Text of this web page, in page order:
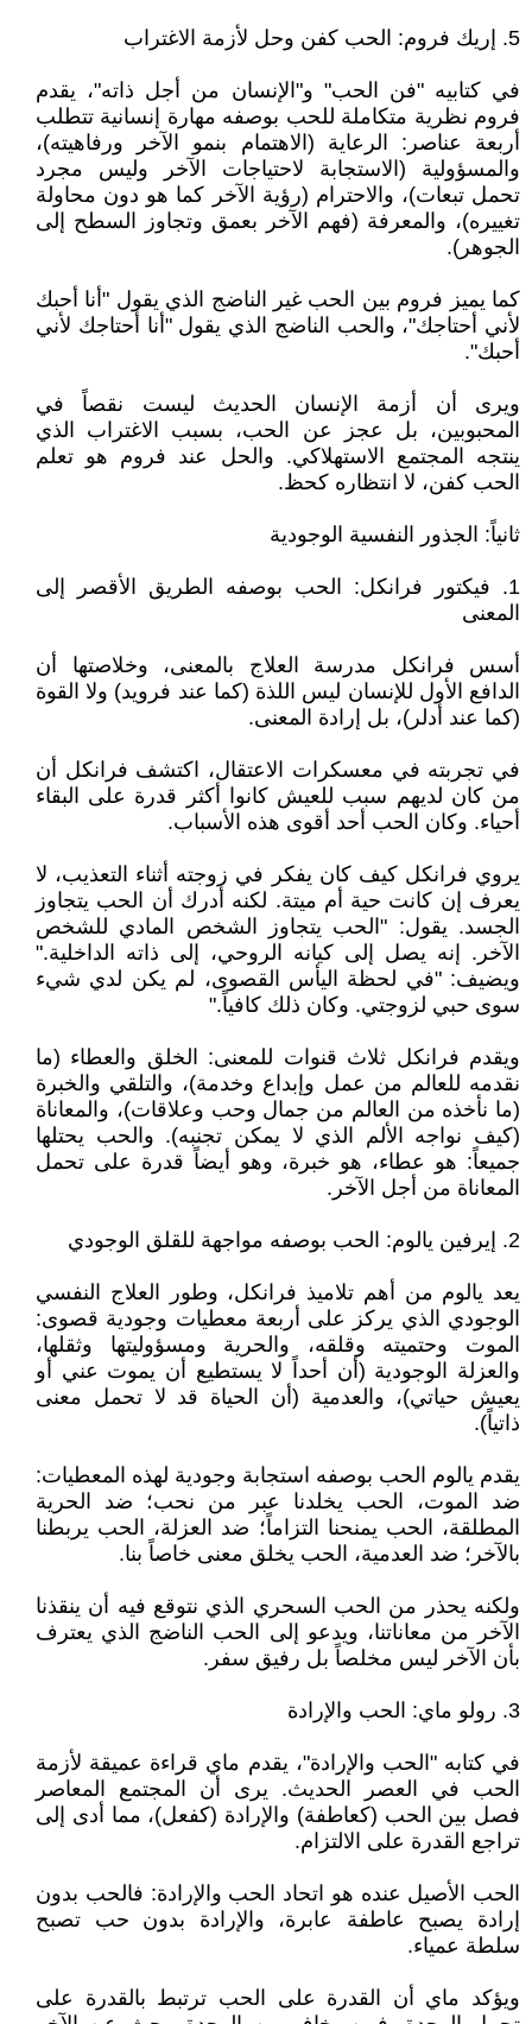
5. إريك فروم: الحب كفن وحل لأزمة الاغتراب
في كتابيه "فن الحب" و"الإنسان من أجل ذاته"، يقدم
فروم نظرية متكاملة للحب بوصفه مهارة إنسانية تتطلب
أربعة عناصر: الرعاية (الاهتمام بنمو الآخر ورفاهيته)،
والمسؤولية (الاستجابة لاحتياجات الآخر وليس مجرد
تحمل تبعات)، والاحترام (رؤية الآخر كما هو دون محاولة
تغييره)، والمعرفة (فهم الآخر بعمق وتجاوز السطح إلى
الجوهر).
كما يميز فروم بين الحب غير الناضج الذي يقول "أنا أحبك
لأني أحتاجك"، والحب الناضج الذي يقول "أنا أحتاجك لأني
أحبك".
ويرى أن أزمة الإنسان الحديث ليست نقصاً في
المحبوبين، بل عجز عن الحب، بسبب الاغتراب الذي
ينتجه المجتمع الاستهلاكي. والحل عند فروم هو تعلم
الحب كفن، لا انتظاره كحظ.
ثانياً: الجذور النفسية الوجودية
1. فيكتور فرانكل: الحب بوصفه الطريق الأقصر إلى
المعنى
أسس فرانكل مدرسة العلاج بالمعنى، وخلاصتها أن
الدافع الأول للإنسان ليس اللذة (كما عند فرويد) ولا القوة
(كما عند أدلر)، بل إرادة المعنى.
في تجربته في معسكرات الاعتقال، اكتشف فرانكل أن
من كان لديهم سبب للعيش كانوا أكثر قدرة على البقاء
أحياء. وكان الحب أحد أقوى هذه الأسباب.
يروي فرانكل كيف كان يفكر في زوجته أثناء التعذيب، لا
يعرف إن كانت حية أم ميتة. لكنه أدرك أن الحب يتجاوز
الجسد. يقول: "الحب يتجاوز الشخص المادي للشخص
الآخر. إنه يصل إلى كيانه الروحي، إلى ذاته الداخلية."
ويضيف: "في لحظة اليأس القصوى، لم يكن لدي شيء
سوى حبي لزوجتي. وكان ذلك كافياً."
ويقدم فرانكل ثلاث قنوات للمعنى: الخلق والعطاء (ما
نقدمه للعالم من عمل وإبداع وخدمة)، والتلقي والخبرة
(ما نأخذه من العالم من جمال وحب وعلاقات)، والمعاناة
(كيف نواجه الألم الذي لا يمكن تجنبه). والحب يحتلها
جميعاً: هو عطاء، هو خبرة، وهو أيضاً قدرة على تحمل
المعاناة من أجل الآخر.
2. إيرفين يالوم: الحب بوصفه مواجهة للقلق الوجودي
يعد يالوم من أهم تلاميذ فرانكل، وطور العلاج النفسي
الوجودي الذي يركز على أربعة معطيات وجودية قصوى:
الموت وحتميته وقلقه، والحرية ومسؤوليتها وثقلها،
والعزلة الوجودية (أن أحداً لا يستطيع أن يموت عني أو
يعيش حياتي)، والعدمية (أن الحياة قد لا تحمل معنى
ذاتياً).
يقدم يالوم الحب بوصفه استجابة وجودية لهذه المعطيات:
ضد الموت، الحب يخلدنا عبر من نحب؛ ضد الحرية
المطلقة، الحب يمنحنا التزاماً؛ ضد العزلة، الحب يربطنا
بالآخر؛ ضد العدمية، الحب يخلق معنى خاصاً بنا.
ولكنه يحذر من الحب السحري الذي نتوقع فيه أن ينقذنا
الآخر من معاناتنا، ويدعو إلى الحب الناضج الذي يعترف
بأن الآخر ليس مخلصاً بل رفيق سفر.
3. رولو ماي: الحب والإرادة
في كتابه "الحب والإرادة"، يقدم ماي قراءة عميقة لأزمة
الحب في العصر الحديث. يرى أن المجتمع المعاصر
فصل بين الحب (كعاطفة) والإرادة (كفعل)، مما أدى إلى
تراجع القدرة على الالتزام.
الحب الأصيل عنده هو اتحاد الحب والإرادة: فالحب بدون
إرادة يصبح عاطفة عابرة، والإرادة بدون حب تصبح
سلطة عمياء.
ويؤكد ماي أن القدرة على الحب ترتبط بالقدرة على